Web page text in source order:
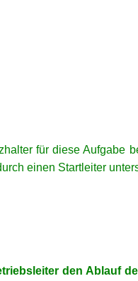
für diese Aufgabe
einen Startleiter
den Ablauf